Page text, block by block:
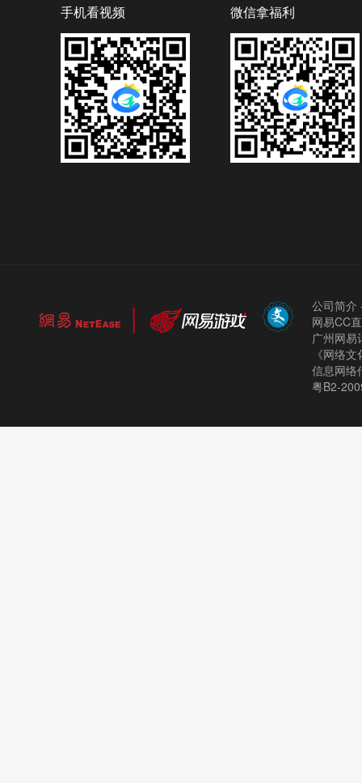
手机看视频 微信拿福利
公司简介
网易CC
广州网
《网络
信息网络
粤B2-